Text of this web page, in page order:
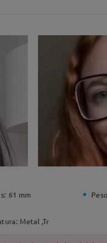
61 mm
Metal ,Tr